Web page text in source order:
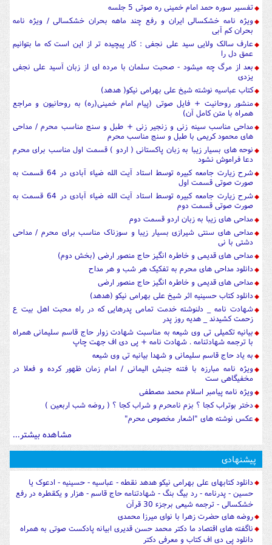
تفسیر سوره حمد امام خمینی ره صوتی 5 جلسه
ویژه نامه خشکسالی ایران و رفع چند ماهه بحران خشکسالی / ویژه نامه
بحران کم آبی
عارف سالک ولایی سید علی نجفی : کار پیچیده تر از این است که ما بتوانیم
عمق دل را
بعد از مرگ چه میشود - صحبت سلمان با مرده ای از زبان آسید علی نجفی
یزدی
کتاب عباسیه نوشته شیخ علی بهرامی نیکو( هدهد)
منشور روحانیت + فایل صوتی (پیام امام خمینی(ره) به روحانیون و مراجع
همراه با متن کامل آن)
مداحی مناسب سینه زنی و زنجیر زنی + طبل و سنج مناسب محرم / مداحی
های محمود کریمی با طبل و سنج مناسب محرم
نوحه های بسیار زیبا به زبان پاکستانی ( اردو ) قسمت اول مناسب برای محرم
دعا فراموش نشود
شرح زیارت جامعه کبیره توسط استاد آیت الله ضیاء آبادی در 64 قسمت به
صورت صوتی قسمت اول
شرح زیارت جامعه کبیره توسط استاد آیت الله ضیاء آبادی در 64 قسمت به
صورت صوتی قسمت دوم
مداحی های زیبا به زبان اردو قسمت دوم
مداحی های سنتی شیرازی بسیار زیبا و سوزناک مناسب برای محرم / مداحی
دشتی با نی
مداحی های قدیمی و خاطره انگیز حاج منصور ارضی (بخش دوم)
دانلود مداحی های محرم به تفکیک هر شب و هر مداح
مداحی های قدیمی و خاطره انگیز حاج منصور ارضی
دانلود کتاب حسینیه اثر شیخ علی بهرامی نیکو (هدهد)
شهادت نامه _ دلنوشته خدمت تمامی پدرهایی که در راه محبت اهل بیت ع
زحمت کشیدند _ هدیه روز پدر
بیانیه تکمیلی تی وی شیعه به مناسبت شهادت زوار حاج قاسم سلیمانی همراه
با ترجمه شهادتنامه . شهادت نامه + پی دی اف جهت چاپ
به یاد حاج قاسم سلیمانی و شهدا بیانیه تی وی شیعه
ویژه نامه مبارزه با فتنه جنبش الیمانی / امام زمان ظهور کرده و فعلا در
مخفیگاهی ست
ویژه نامه پیامبر اسلام محمد مصطفی
دختر بوتراب کجا ؟ بزم نامحرم و شراب کجا ؟ ( روضه شب اربعین )
عکس نوشته های "اشعار مخصوص محرم"
مشاهده بیشتر...
پیشنهادی
دانلود کتابهای علی بهرامی نیکو هدهد نقطه - عباسیه - حسینیه - ادعوک یا
حسین - پدرنامه - رد بیگ بنگ - شهادتنامه حاج قاسم - هزار و یکقطره در رفع
خشکسالی - ترجمه شیعی برجزء 30 قرآن
روضه های حضرت زهرا با نوای میرزا محمدی
ناگفته های اقتصاد ما دکتر محمد حسن قدیری ابیانه پادکست صوتی به همراه
دانلود پی دی اف کتاب و معرفی دکتر